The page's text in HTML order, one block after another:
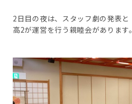
2日目の夜は、スタッフ劇の発表と
高2が運営を行う親睦会があります。